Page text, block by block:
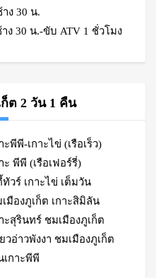
ง 30 น.
ง 30 น.-ขับ ATV 1 ชั่วโมง
ต 2 วัน 1 คืน
พีพี-เกาะไข่ (เรือเร็ว)
ะ พีพี (เรือเฟอร์รี่)
วร์ เกาะไข่ เต็มวัน
มืองภูเก็ต เกาะสิมิลัน
ะสุรินทร์ ชมเมืองภูเก็ต
อ่าวพังงา ชมเมืองภูเก็ต
กาะพีพี